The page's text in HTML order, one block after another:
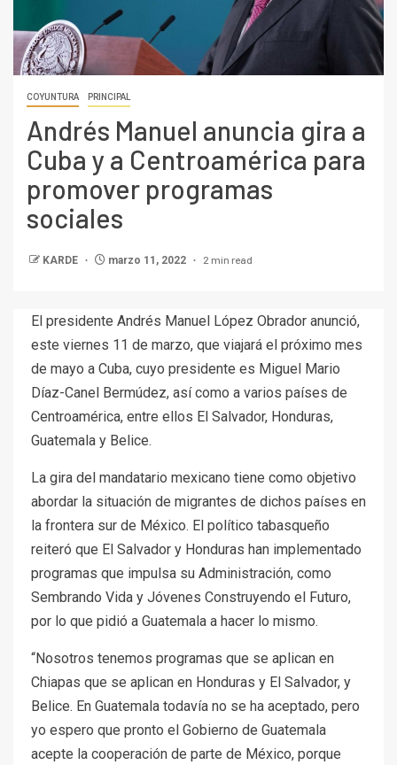
COYUNTURA PRINCIPAL
Andrés Manuel anuncia gira a
Cuba y a Centroamérica para
promover programas
sociales
KARDE marzo 11, 2022 2 min read
El presidente Andrés Manuel López Obrador anunció,
este viernes 11 de marzo, que viajará el próximo mes
de mayo a Cuba, cuyo presidente es Miguel Mario
Díaz-Canel Bermúdez, así como a varios países de
Centroamérica, entre ellos El Salvador, Honduras,
Guatemala y Belice.
La gira del mandatario mexicano tiene como objetivo
abordar la situación de migrantes de dichos países en
la frontera sur de México. El político tabasqueño
reiteró que El Salvador y Honduras han implementado
programas que impulsa su Administración, como
Sembrando Vida y Jóvenes Construyendo el Futuro,
por lo que pidió a Guatemala a hacer lo mismo.
“Nosotros tenemos programas que se aplican en
Chiapas que se aplican en Honduras y El Salvador, y
Belice. En Guatemala todavía no se ha aceptado, pero
yo espero que pronto el Gobierno de Guatemala
acepte la cooperación de parte de México, porque